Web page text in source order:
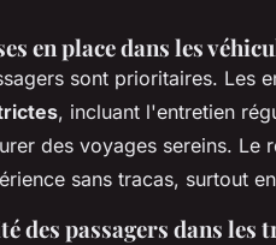
en place dans les
sont prioritaires. Les
, incluant l'entretien
des voyages sereins. Le
sans tracas, surtout
des passagers dans